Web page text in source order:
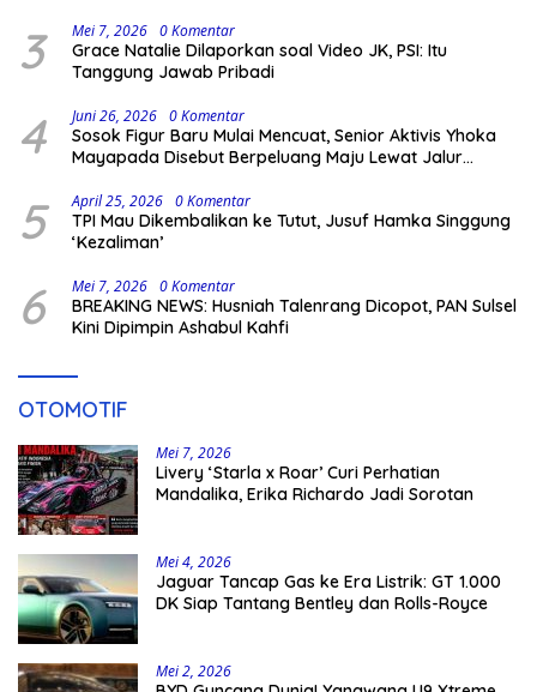
3 Mei 7, 2026 0 Komentar
Grace Natalie Dilaporkan soal Video JK, PSI: Itu
Tanggung Jawab Pribadi
4 Juni 26, 2026 0 Komentar
Sosok Figur Baru Mulai Mencuat, Senior Aktivis Yhoka
Mayapada Disebut Berpeluang Maju Lewat Jalur
5 April 25, 2026 0 Komentar
TPI Mau Dikembalikan ke Tutut, Jusuf Hamka Singgung
‘Kezaliman’
6 Mei 7, 2026 0 Komentar
BREAKING NEWS: Husniah Talenrang Dicopot, PAN Sulsel
Kini Dipimpin Ashabul Kahfi
OTOMOTIF
Mei 7, 2026
Livery ‘Starla x Roar’ Curi Perhatian
Mandalika, Erika Richardo Jadi Sorotan
Mei 4, 2026
Jaguar Tancap Gas ke Era Listrik: GT 1.000
DK Siap Tantang Bentley dan Rolls-Royce
Mei 2, 2026